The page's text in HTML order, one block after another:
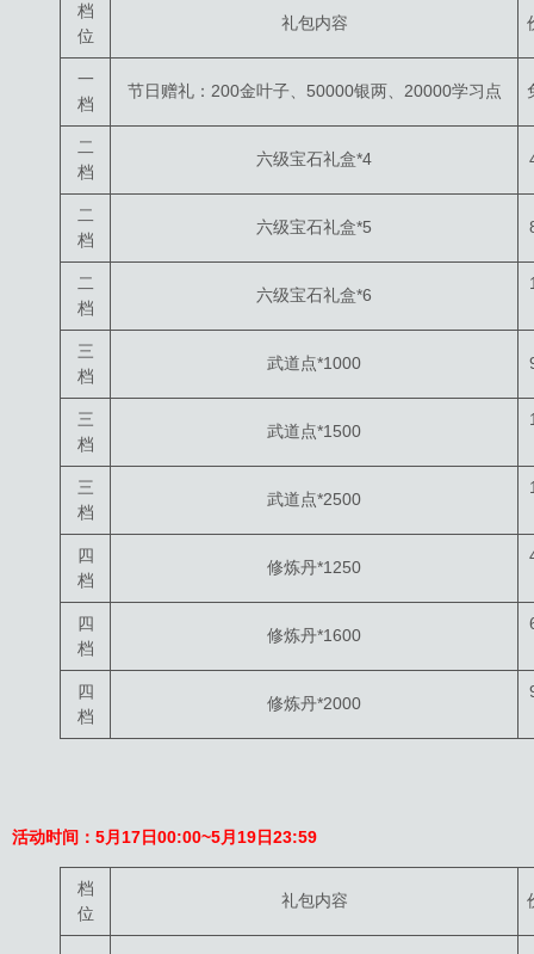
档
位
礼包内容
一
档
节日赠礼：200金叶子、50000银两、20000学习点
二
档
六级宝石礼盒*4
二
档
六级宝石礼盒*5
二
档
六级宝石礼盒*6
三
档
武道点*1000
三
档
武道点*1500
三
档
武道点*2500
四
档
修炼丹*1250
四
档
修炼丹*1600
四
档
修炼丹*2000
活动时间： 5月17日00:00~5月19日23:59
档
位
礼包内容